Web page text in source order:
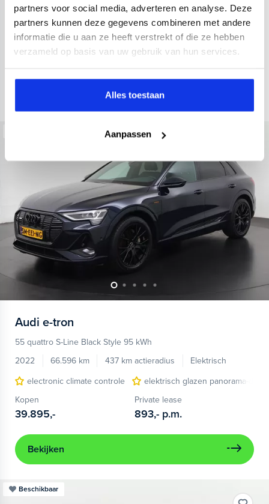
partners voor social media, adverteren en analyse. Deze
partners kunnen deze gegevens combineren met andere
informatie die u aan ze heeft verstrekt of die ze hebben
verzameld op basis van uw gebruik van hun services.
Alles toestaan
Aanpassen
34.998 km 437 km actieradius
Elektrisch
electronic climate controle
elektrisch glazen panorama-dak
Kopen
36.895,-
Private lease
793,- p.m.
Audi e-tron
55 quattro S-Line Black Style 95 kWh
2022
66.596 km 437 km actieradius
Elektrisch
electronic climate controle
elektrisch glazen panorama-dak
Kopen
39.895,-
Private lease
893,- p.m.
Bekijken
Beschikbaar